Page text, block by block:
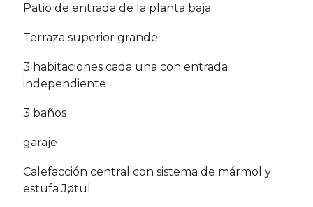
Patio de entrada de la planta baja
Terraza superior grande
3 habitaciones cada una con entrada
independiente
3 baños
garaje
Calefacción central con sistema de mármol y
estufa Jøtul